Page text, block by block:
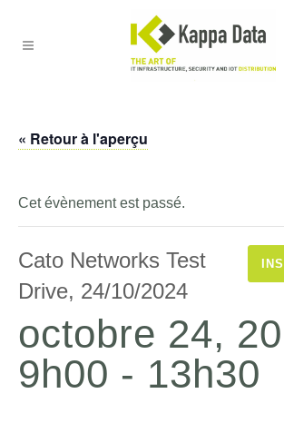
« Retour à l'aperçu
Cet évènement est passé.
Cato Networks Test
Drive, 24/10/2024
octobre 24,
9h00 - 13h30